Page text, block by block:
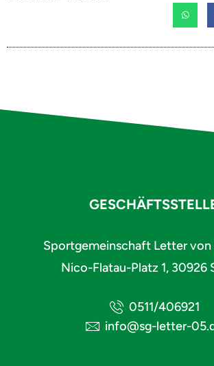
Sportgemeinschaft Letter von
Nico-Flatau-Platz 1, 30926
0511/406921
info@sg-letter-